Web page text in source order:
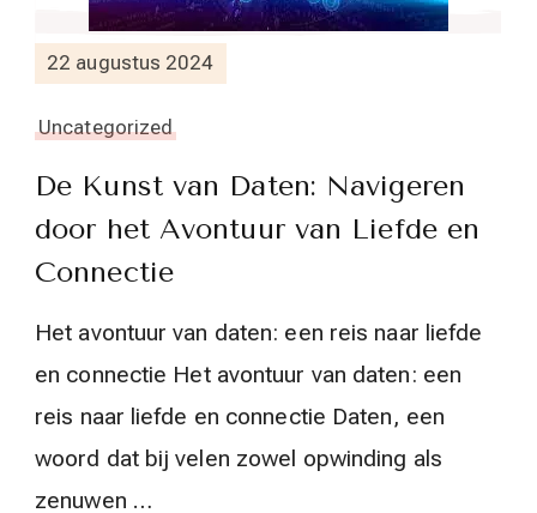
22 augustus 2024
Uncategorized
De Kunst van Daten: Navigeren
door het Avontuur van Liefde en
Connectie
Het avontuur van daten: een reis naar liefde
en connectie Het avontuur van daten: een
reis naar liefde en connectie Daten, een
woord dat bij velen zowel opwinding als
zenuwen …